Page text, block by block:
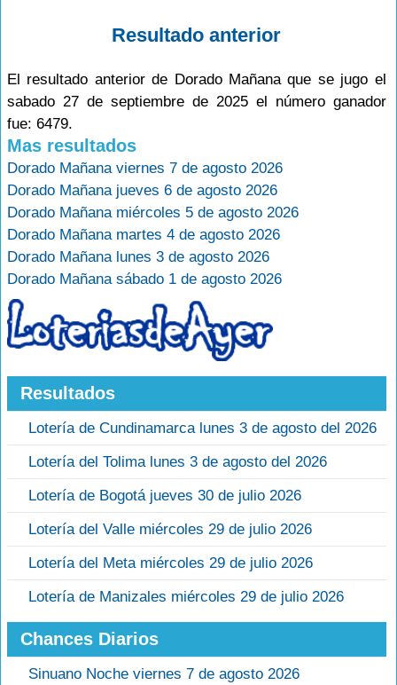
Resultado anterior
El resultado anterior de Dorado Mañana que se jugo el
sabado 27 de septiembre de 2025 el número ganador
fue: 6479.
Mas resultados
Dorado Mañana viernes 7 de agosto 2026
Dorado Mañana jueves 6 de agosto 2026
Dorado Mañana miércoles 5 de agosto 2026
Dorado Mañana martes 4 de agosto 2026
Dorado Mañana lunes 3 de agosto 2026
Dorado Mañana sábado 1 de agosto 2026
Resultados
Lotería de Cundinamarca lunes 3 de agosto del 2026
Lotería del Tolima lunes 3 de agosto del 2026
Lotería de Bogotá jueves 30 de julio 2026
Lotería del Valle miércoles 29 de julio 2026
Lotería del Meta miércoles 29 de julio 2026
Lotería de Manizales miércoles 29 de julio 2026
Chances Diarios
Sinuano Noche viernes 7 de agosto 2026